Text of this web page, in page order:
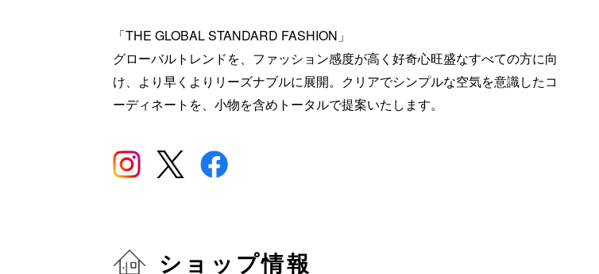
「THE GLOBAL STANDARD FASHION」
グローバルトレンドを、ファッション感度が高く好奇心旺盛なすべての方に向
け、より早くよりリーズナブルに展開。クリアでシンプルな空気を意識したコ
ーディネートを、小物を含めトータルで提案いたします。
ショップ情報